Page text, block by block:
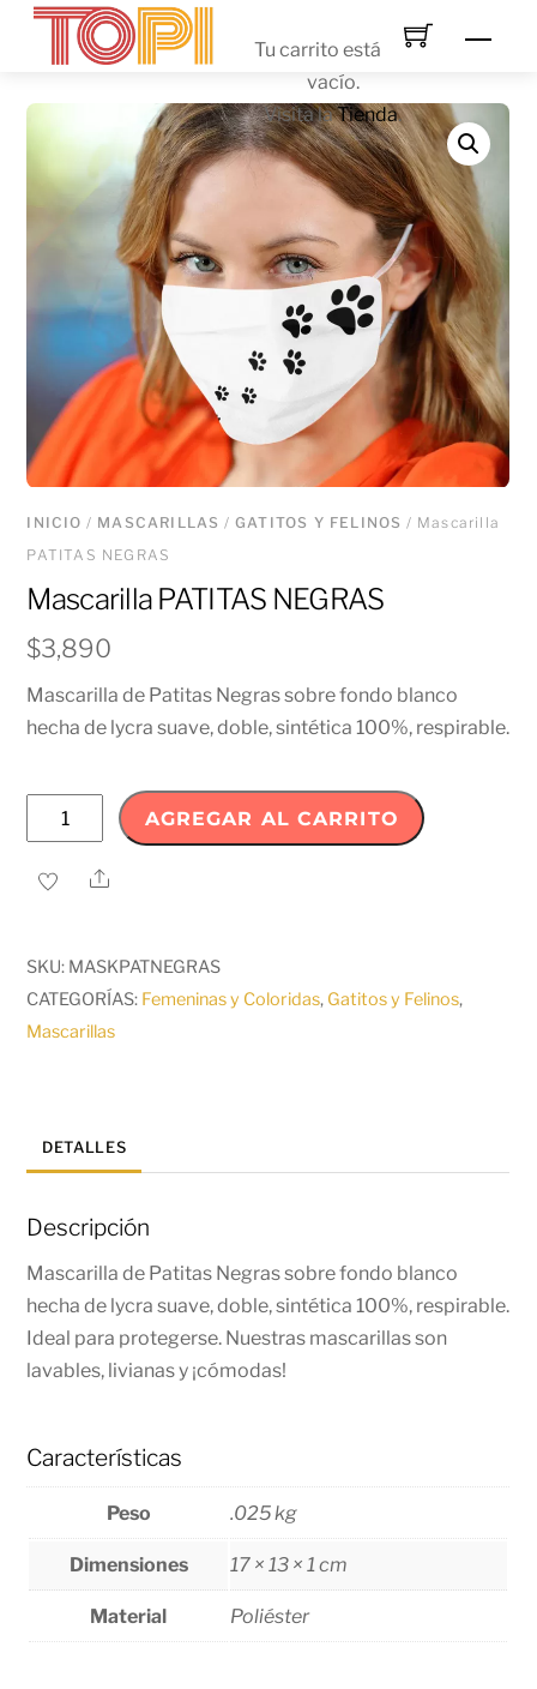
Skip
Tu carrito está
vacío.
Visita laTienda.
INICIO / MASCARILLAS /GATITOS Y FELINOS / Mascarilla
PATITAS NEGRAS
Mascarilla PATITAS NEGRAS
$3,890
Mascarilla de Patitas Negras sobre fondo blanco
hecha de lycra suave, doble, sintética 100%, respirable.
Mascarilla
PATITAS
NEGRAS
AGREGAR AL CARRITO
Share
SKU: MASKPATNEGRAS
CATEGORÍAS: Femeninas y Coloridas, Gatitos y Felinos,
Mascarillas
DETALLES
Descripción
Mascarilla de Patitas Negras sobre fondo blanco
hecha de lycra suave, doble, sintética 100%, respirable.
Ideal para protegerse. Nuestras mascarillas son
lavables, livianas y ¡cómodas!
Características
Peso .025 kg
Dimensiones 17 × 13 × 1 cm
Material Poliéster